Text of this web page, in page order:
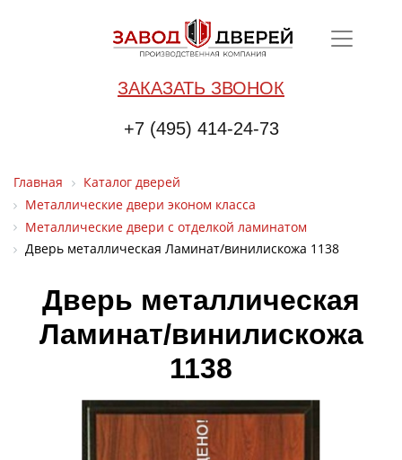
ЗАКАЗАТЬ ЗВОНОК
+7 (495) 414-24-73
Главная
Каталог дверей
Металлические двери эконом класса
Металлические двери с отделкой ламинатом
Дверь металлическая Ламинат/винилискожа 1138
Дверь металлическая
Ламинат/винилискожа
1138